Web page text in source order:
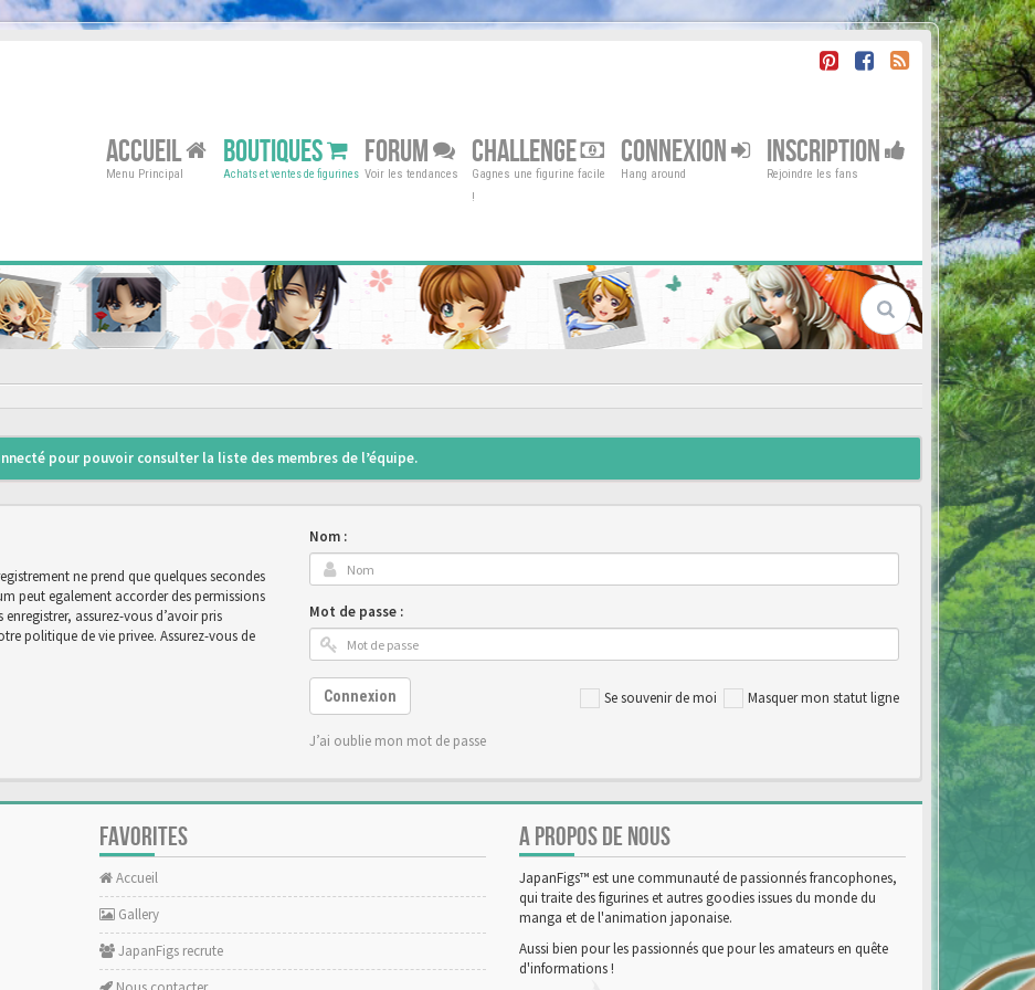
ACCUEIL
Menu Principal
BOUTIQUES
Achats et ventes de figurines
FORUM
Voir les tendances
CHALLENGE
Gagnes une figurine facile
!
CONNEXION
Hang around
INSCRIPTION
Rejoindre les fans
pour pouvoir consulter la liste des membres de l’équipe.
ne prend que quelques secondes
peut egalement accorder des permissions
assurez-vous d’avoir pris
politique de vie privee. Assurez-vous de
Nom :
Mot de passe :
Se souvenir de moi Masquer mon statut ligne
Connexion
J’ai oublie mon mot de passe
FAVORITES
Accueil
Gallery
JapanFigs recrute
A PROPOS DE NOUS
JapanFigs™ est une communauté de passionnés francophones,
qui traite des figurines et autres goodies issues du monde du
manga et de l'animation japonaise.
Aussi bien pour les passionnés que pour les amateurs en quête
d'informations !